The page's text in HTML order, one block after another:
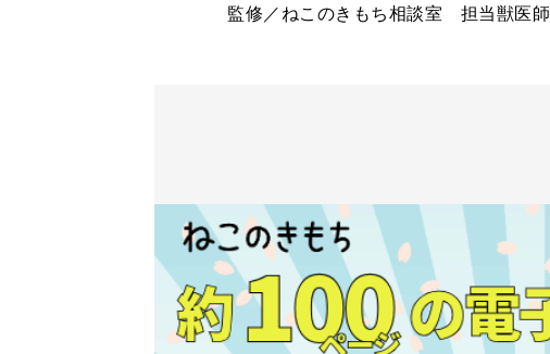
監修／ねこのきもち相談室 担当獣医師